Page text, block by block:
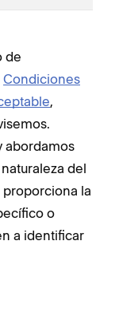
de
Condiciones
,
abordamos
del
proporciona la
o
a identificar